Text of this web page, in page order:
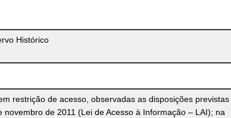
Histórico
restrição de acesso, observadas as disposições previstas
novembro de 2011 (Lei de Acesso à Informação – LAI); na